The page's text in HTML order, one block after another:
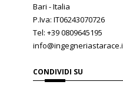
Bari - Italia
P.Iva: IT06243070726
Tel: +39 0809645195
CONDIVIDI SU